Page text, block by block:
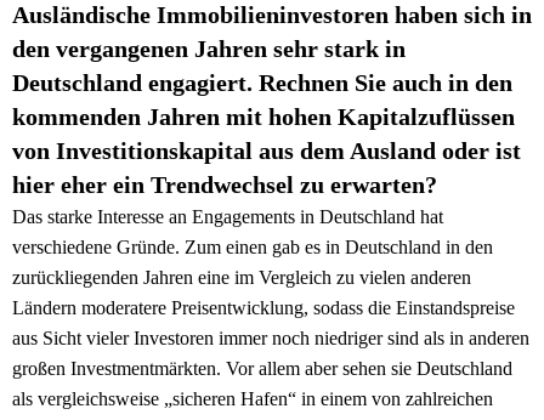
Ausländische Immobilieninvestoren haben sich in
den vergangenen Jahren sehr stark in
Deutschland engagiert. Rechnen Sie auch in den
kommenden Jahren mit hohen Kapitalzuflüssen
von Investitionskapital aus dem Ausland oder ist
hier eher ein Trendwechsel zu erwarten?
Das starke Interesse an Engagements in Deutschland hat
verschiedene Gründe. Zum einen gab es in Deutschland in den
zurückliegenden Jahren eine im Vergleich zu vielen anderen
Ländern moderatere Preisentwicklung, sodass die Einstandspreise
aus Sicht vieler Investoren immer noch niedriger sind als in anderen
großen Investmentmärkten. Vor allem aber sehen sie Deutschland
als vergleichsweise „sicheren Hafen“ in einem von zahlreichen